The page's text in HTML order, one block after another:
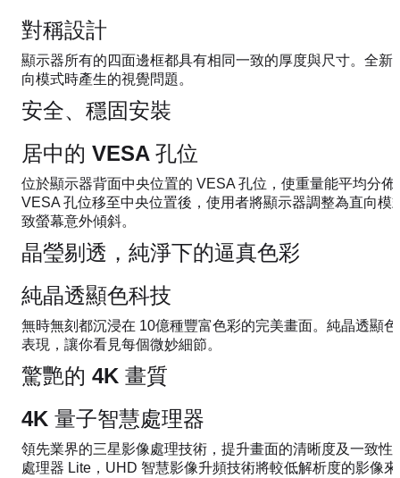
對稱設計
顯示器所有的四面邊框都具有相同一致的厚度與尺寸。全新
向模式時產生的視覺問題。
安全、穩固安裝
居中的 VESA 孔位
位於顯示器背面中央位置的 VESA 孔位，使重量能平均分
VESA 孔位移至中央位置後，使用者將顯示器調整為直向模
致螢幕意外傾斜。
晶瑩剔透，純淨下的逼真色彩
純晶透顯色科技
無時無刻都沉浸在 10億種豐富色彩的完美畫面。純晶透顯
表現，讓你看見每個微妙細節。
驚艷的 4K 畫質
4K 量子智慧處理器
領先業界的三星影像處理技術，提升畫面的清晰度及一致性
處理器 Lite，UHD 智慧影像升頻技術將較低解析度的影像